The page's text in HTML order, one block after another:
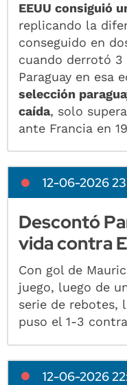
EEUU consiguió
replicando la
conseguido en
cuando derrotó 3
Paraguay en esa
selección
caída, solo
ante Francia en
12-06-2026
Descontó
vida contra
Con gol de
juego, luego de
serie de rebotes,
puso el 1-3
12-06-2026